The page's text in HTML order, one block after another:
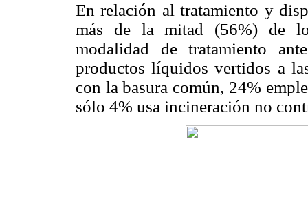
En relación al tratamiento y
más de la mitad (56%) de
modalidad de tratamiento
productos líquidos vertidos a
con la basura común, 24%
sólo 4% usa incineración no